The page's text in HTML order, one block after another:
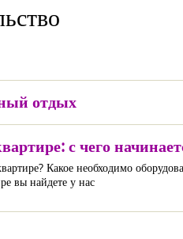
отдых
с чего
Какое необходимо
вы найдете у нас